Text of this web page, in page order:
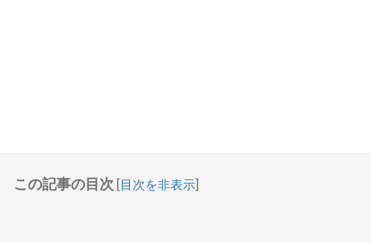
この記事の目次 [目次を非表示]